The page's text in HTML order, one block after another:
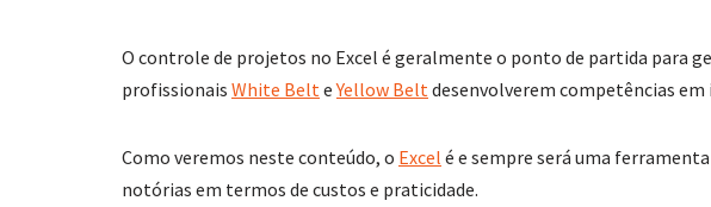
O controle de projetos no Excel é geralmente o ponto de partida para
profissionais White Belt eYellow Belt desenvolverem competências em
Como veremos neste conteúdo, o Excel é e sempre será uma
notórias em termos de custos e praticidade.